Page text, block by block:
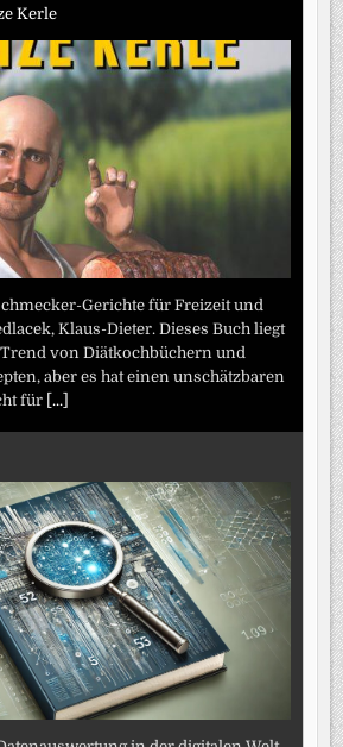
Kerle
Gerichte für Freizeit und
Klaus-Dieter. Dieses Buch liegt
von Diätkochbüchern und
aber es hat einen unschätzbaren
für [...]